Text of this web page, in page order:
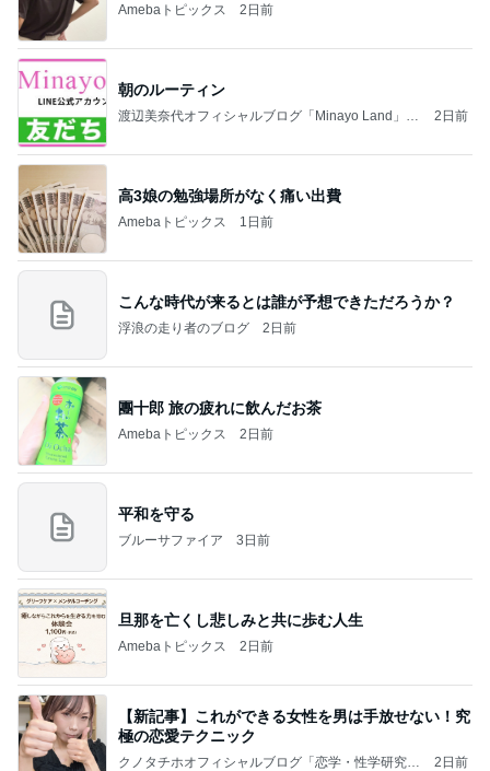
Amebaトピックス 2日前
朝のルーティン
渡辺美奈代オフィシャルブログ「Minayo Land」P
2日前
高3娘の勉強場所がなく痛い出費
Amebaトピックス 1日前
こんな時代が来るとは誰が予想できただろうか？
浮浪の走り者のブログ 2日前
團十郎 旅の疲れに飲んだお茶
Amebaトピックス 2日前
平和を守る
ブルーサファイア 3日前
旦那を亡くし悲しみと共に歩む人生
Amebaトピックス 2日前
【新記事】これができる女性を男は手放せない！究
極の恋愛テクニック
クノタチホオフィシャルブログ「恋学・性学研究
2日前